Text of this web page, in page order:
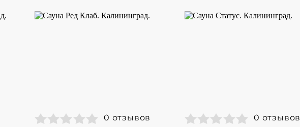
0 отзывов 0 отзывов